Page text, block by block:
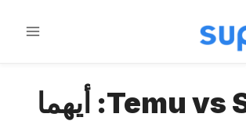
Temu vs Shein: أيهما